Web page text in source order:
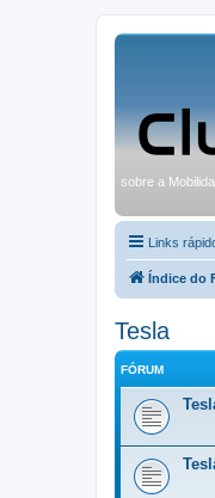
sobre a
Links
Índice do
Tesla
FÓRUM